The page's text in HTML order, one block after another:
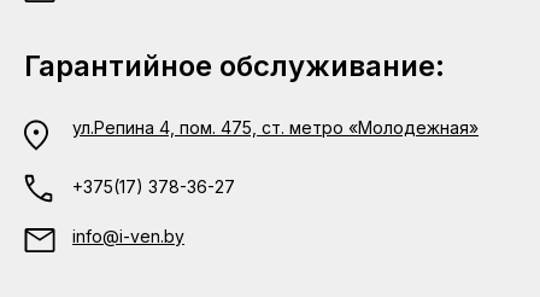
Гарантийное обслуживание:
ул.Репина 4, пом. 475, ст. метро «Молодежная»
+375(17) 378-36-27
info@i-ven.by